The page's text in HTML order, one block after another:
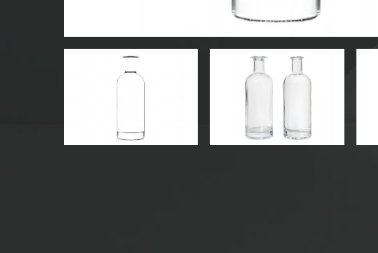
TAPA/CIERRES/ETIQUETAS PARA VIDRIO